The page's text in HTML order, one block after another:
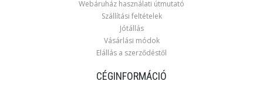
Webáruház használati útmutató
Szállítási feltételek
Jótállás
Vásárlási módok
Elállás a szerződéstől
CÉGINFORMÁCIÓ